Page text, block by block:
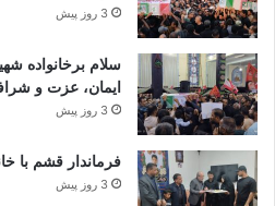
3 روز پیش
سلام برخانواده
ایمان، عزت و
3 روز پیش
فرماندار قشم با
3 روز پیش